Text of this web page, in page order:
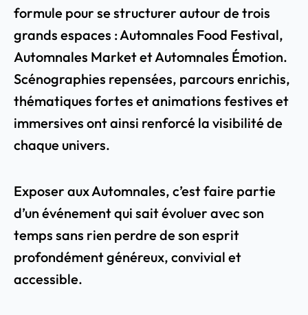
formule pour se structurer autour de trois
grands espaces : Automnales Food Festival,
Automnales Market et Automnales Émotion.
Scénographies repensées, parcours enrichis,
thématiques fortes et animations festives et
immersives ont ainsi renforcé la visibilité de
chaque univers.
Exposer aux Automnales, c’est faire partie
d’un événement qui sait évoluer avec son
temps sans rien perdre de son esprit
profondément généreux, convivial et
accessible.